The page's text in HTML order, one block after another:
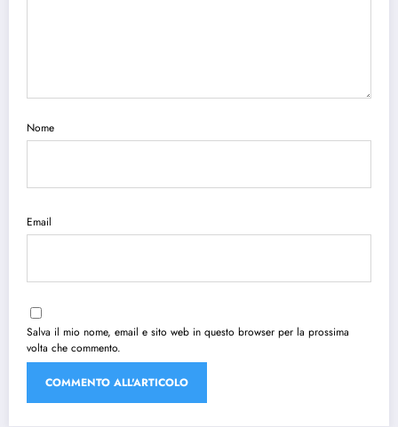
Nome
Email
Salva il mio nome, email e sito web in questo browser per la prossima
volta che commento.